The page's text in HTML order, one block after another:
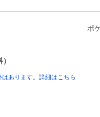
ポ
あります。詳細はこちら